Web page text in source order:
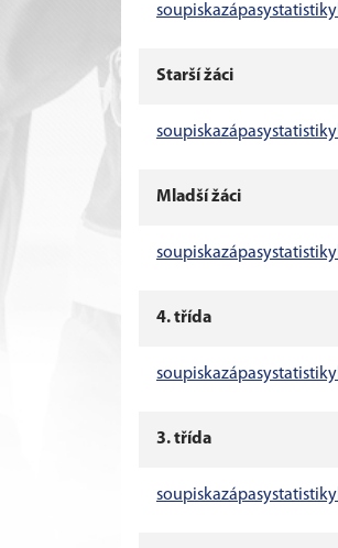
soupiskazápasystatistiky
Starší žáci
soupiskazápasystatistiky
Mladší žáci
soupiskazápasystatistiky
4. třída
soupiskazápasystatistiky
3. třída
soupiskazápasystatistiky